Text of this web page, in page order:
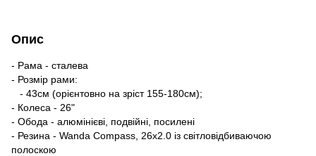
Опис
- Рама - сталева
- Розмір рами:
- 43см (орієнтовно на зріст 155-180см);
- Колеса - 26"
- Обода - алюмінієві, подвійні, посилені
- Резина - Wanda Compass, 26x2.0 із світловідбиваючою
полоскою